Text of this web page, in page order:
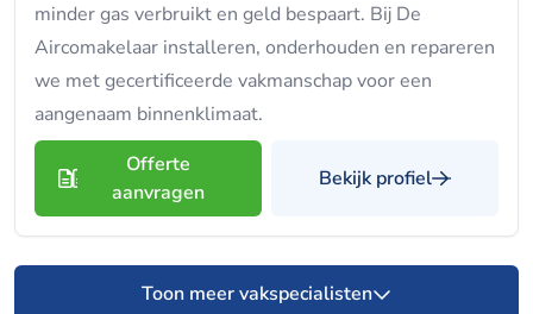
minder gas verbruikt en geld bespaart. Bij De
Aircomakelaar installeren, onderhouden en repareren
we met gecertificeerde vakmanschap voor een
aangenaam binnenklimaat.
Offerte
aanvragen
Bekijk profiel
Toon meer vakspecialisten